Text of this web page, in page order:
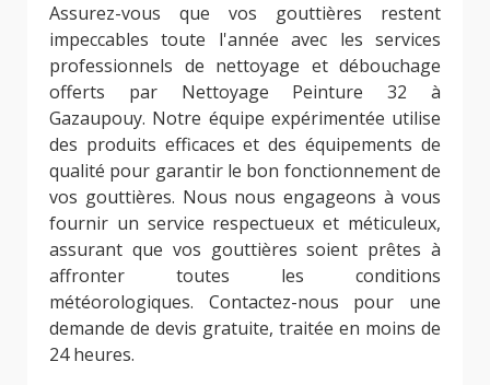
Assurez-vous que vos gouttières restent
impeccables toute l'année avec les services
professionnels de nettoyage et débouchage
offerts par Nettoyage Peinture 32 à
Gazaupouy. Notre équipe expérimentée utilise
des produits efficaces et des équipements de
qualité pour garantir le bon fonctionnement de
vos gouttières. Nous nous engageons à vous
fournir un service respectueux et méticuleux,
assurant que vos gouttières soient prêtes à
affronter toutes les conditions
météorologiques. Contactez-nous pour une
demande de devis gratuite, traitée en moins de
24 heures.